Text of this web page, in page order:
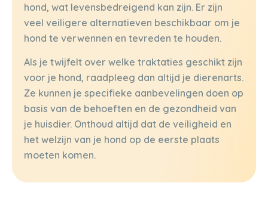
hond, wat levensbedreigend kan zijn. Er zijn
veel veiligere alternatieven beschikbaar om je
hond te verwennen en tevreden te houden.
Als je twijfelt over welke traktaties geschikt zijn
voor je hond, raadpleeg dan altijd je dierenarts.
Ze kunnen je specifieke aanbevelingen doen op
basis van de behoeften en de gezondheid van
je huisdier. Onthoud altijd dat de veiligheid en
het welzijn van je hond op de eerste plaats
moeten komen.